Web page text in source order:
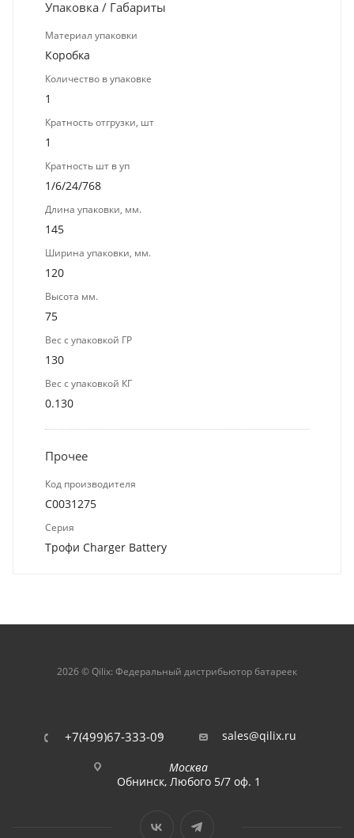
Упаковка / Габариты
Материал упаковки
Коробка
Количество в упаковке
1
Кратность отгрузки, шт
1
Кратность шт в уп
1/6/24/768
Длина упаковки, мм.
145
Ширина упаковки, мм.
120
Высота мм.
75
Вес с упаковкой ГР
130
Вес с упаковкой КГ
0.130
Прочее
Код производителя
C0031275
Серия
Трофи Charger Battery
2026 © Qilix: Федеральный дистрибьютор батареек
+7(499)67-333-09 sales@qilix.ru
Москва
Обнинск, Любого 5/7 оф. 1